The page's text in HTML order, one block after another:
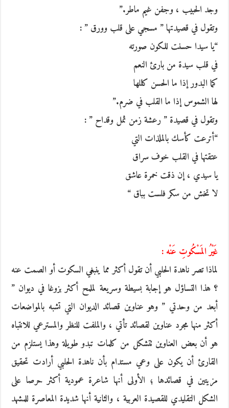
وجد الحبيب ، وجفن غيم ماطر.”
وتقول في قصيدتها ” مسجي على قلب وورق ” :
“يا سيدا حسنت للكون صورته
في قلب سيدة من بارئ النعم
كما البدور إذا ما الحسن كللها
لها الشموس إذا ما القلب في ضرم.”
وتقول في قصيدة ” رعشة زمن ثمل وقداح ” :
“أترعت كأسك بالملذات التي
عتقتها في القلب خوف سراق
يا سيدي ، إن ذقت خمرة عاشق
لا تخش من سكر فلست بباق “
غَيْرُ المَسْكُوتِ عَنْه :
لماذا تصر ناهدة الحلبي أن تقول أكثر مما ينبغي السكوت أو الصمت عنه
؟ هذا التساؤل هو إجابة بسيطة وسريعة لملمح أكثر بزوغا في ديوان ”
أبعد من وحدتي ” وهو عناوين قصائد الديوان التي تشبه بالمواضعات
أكثر منها مجرد عناوين لقصائد تأتي ، والملفت للنظر والمسترعي للانتباه
هو أن بعض العناوين تتشكل من كلمات تبدو طويلة وهذا يستلزم من
القارئ أن يكون على وعي مستدام بأن ناهدة الحلبي أرادت تحقيق
مزيتين في قصائدها ؛ الأولى أنها شاعرة عمودية أكثر حرصا على
الشكل التقليدي للقصيدة العربية ، والثانية أنها شديدة المعاصرة للمشهد